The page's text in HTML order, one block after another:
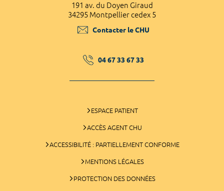
191 av. du Doyen Giraud
34295 Montpellier cedex 5
Contacter le CHU
04 67 33 67 33
ESPACE PATIENT
ACCÈS AGENT CHU
ACCESSIBILITÉ : PARTIELLEMENT CONFORME
MENTIONS LÉGALES
PROTECTION DES DONNÉES